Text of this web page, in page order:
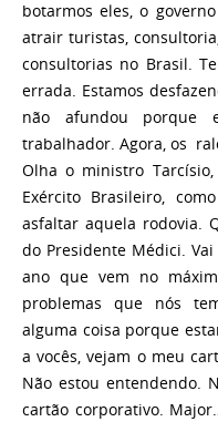
botarmos eles, o
atrair turistas,
consultorias no Brasil.
errada. Estamos
não afundou porque
trabalhador. Agora, os
Olha o ministro
Exército Brasileiro,
asfaltar aquela rodovia.
do Presidente Médici.
ano que vem no
problemas que nós
alguma coisa porque
a vocês, vejam o meu
Não estou entendendo.
cartão corporativo.